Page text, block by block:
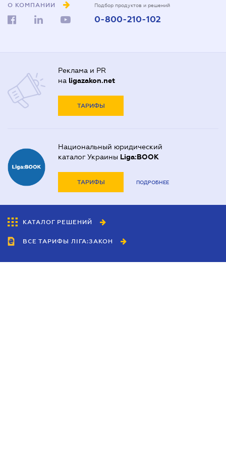
О КОМПАНИИ Подбор продуктов и решений
0-800-210-102
Реклама и PR
на ligazakon.net
ТАРИФЫ
Национальный юридический
каталог Украины Liga:BOOK
ТАРИФЫ ПОДРОБНЕЕ
КАТАЛОГ РЕШЕНИЙ
ВСЕ ТАРИФЫ ЛІГА:ЗАКОН